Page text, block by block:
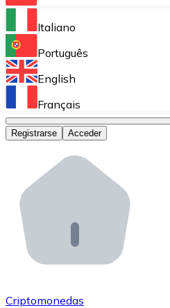
Bitnovo Ramp
Integra nuestra solución
Bitnovo Giftcards
Bitnovo OTC
Bitnovo ATM
Integra un ATM Bitnovo
Bitnovo API
Integra nuestra API en tu
Únete a nuestra red de
Italiano
Português
English
Français
Registrarse Acceder
Criptomonedas